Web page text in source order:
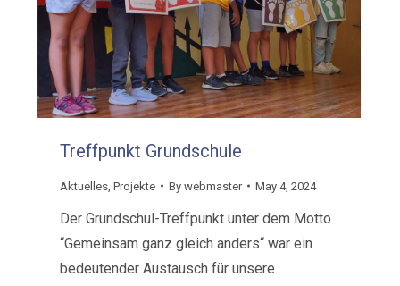
Treffpunkt Grundschule
Aktuelles ,Projekte Bywebmaster May 4, 2024
Der Grundschul-Treffpunkt unter dem Motto
“Gemeinsam ganz gleich anders“ war ein
bedeutender Austausch für unsere